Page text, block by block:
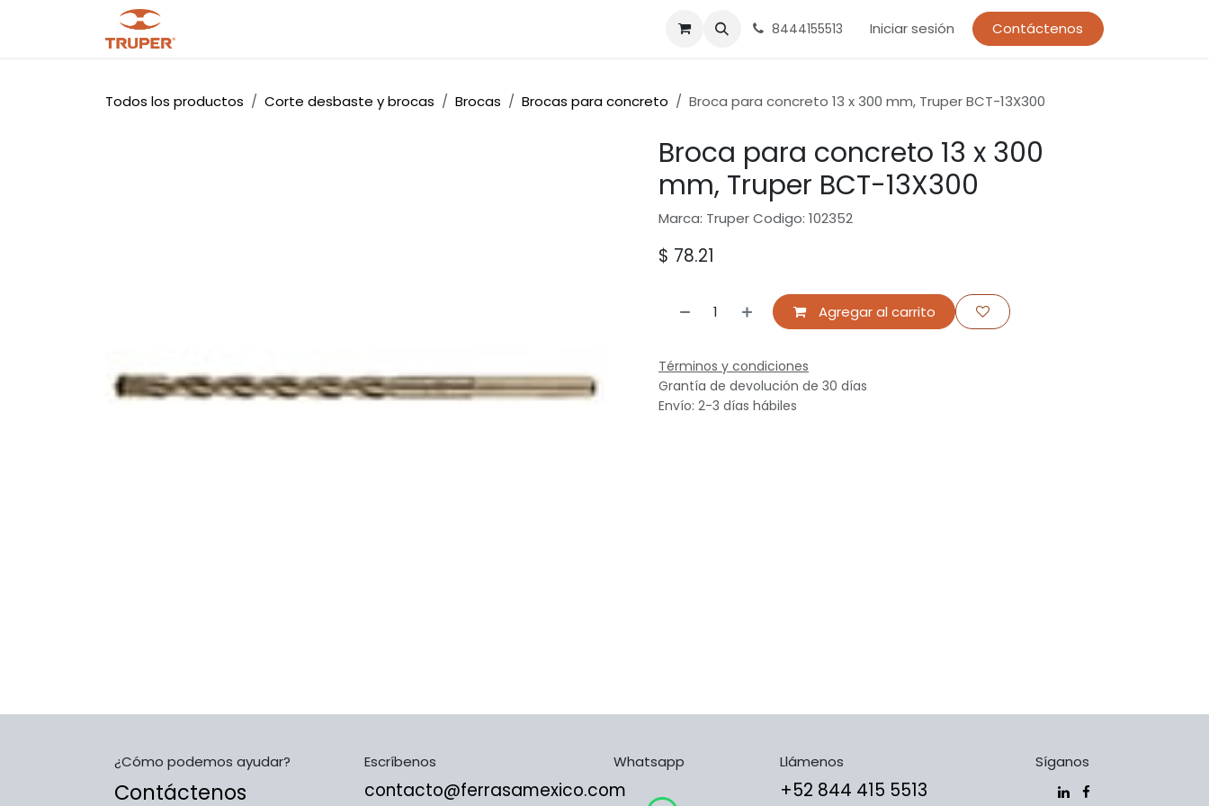
8444155513 Iniciar sesión Contáctenos
Todos los productos Corte desbaste y brocas Brocas Brocas para concreto Broca para concreto 13 x 300 mm, Truper BCT-13X300
Broca para concreto 13 x 300
mm, Truper BCT-13X300
Marca: Truper Codigo: 102352
$ 78.21
Agregar al carrito
Términos y condiciones
Grantía de devolución de 30 días
Envío: 2-3 días hábiles
Síganos
¿Cómo podemos ayudar?
Contáctenos
Llámenos
​​​​​​​​​​​​+5​2​ ​8​4​4​ ​4​1​5​ 5​5​1​3​​​​​​​​​​​​​​
Escríbenos
contacto@ferrasamexico.com
Whatsapp